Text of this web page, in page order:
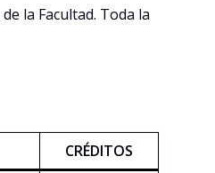
de la Facultad. Toda la
CRÉDITOS